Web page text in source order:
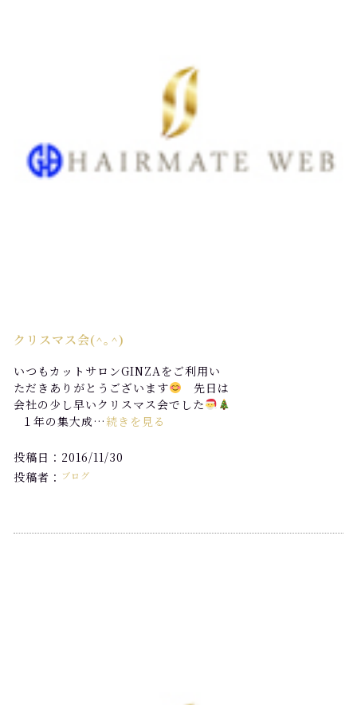
クリスマス会(^｡^)
いつもカットサロンGINZAをご利用い
ただきありがとうございます
先日は
会社の少し早いクリスマス会でした
１年の集大成… 続きを見る
投稿日：2016/11/30
投稿者： ブログ